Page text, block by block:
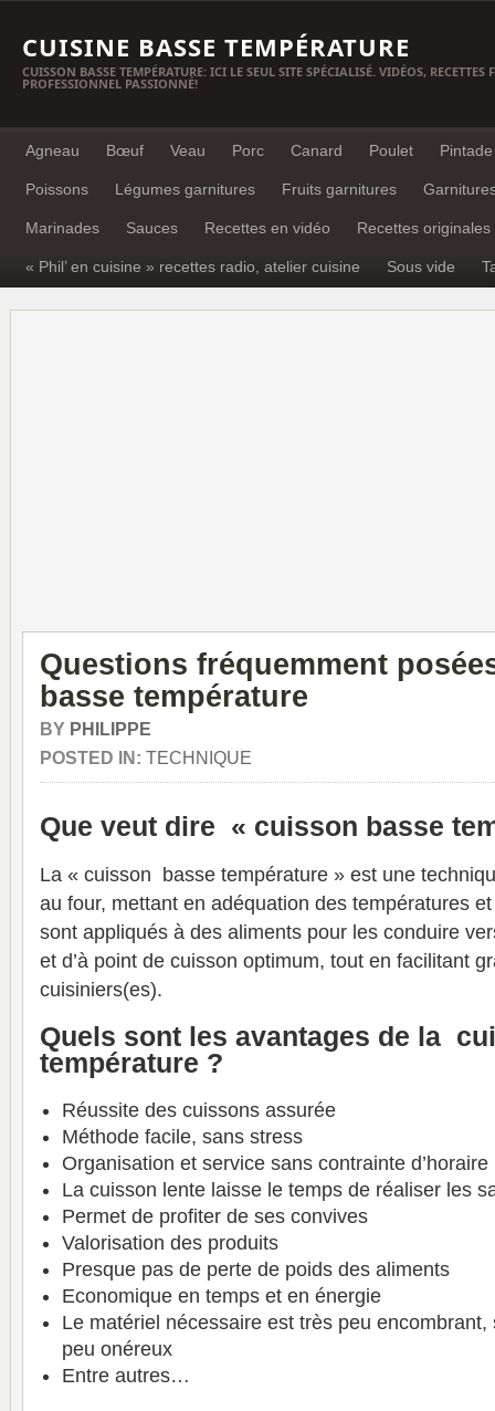
CUISINE BASSE TEMPÉRATURE
CUISSON BASSE TEMPÉRATURE: ICI LE SEUL SITE SPÉCIALISÉ. VIDÉOS, RECETTES
PROFESSIONNEL PASSIONNÉ!
Agneau Bœuf Veau Porc Canard Poulet Pintade
Poissons Légumes garnitures Fruits garnitures
Marinades Sauces Recettes en vidéo Recettes originales
« Phil’ en cuisine » recettes radio, atelier cuisine Sous vide
Questions fréquemment
basse température
BY PHILIPPE
POSTED IN: TECHNIQUE
Que veut dire « cuisson basse
La « cuisson basse température » est une
au four, mettant en adéquation des températures
sont appliqués à des aliments pour les conduire
et d’à point de cuisson optimum, tout en facilitant
cuisiniers(es).
Quels sont les avantages de la
température ?
Réussite des cuissons assurée
Méthode facile, sans stress
Organisation et service sans contrainte d’horaire
La cuisson lente laisse le temps de réaliser les
Permet de profiter de ses convives
Valorisation des produits
Presque pas de perte de poids des aliments
Economique en temps et en énergie
Le matériel nécessaire est très peu encombrant,
peu onéreux
Entre autres…